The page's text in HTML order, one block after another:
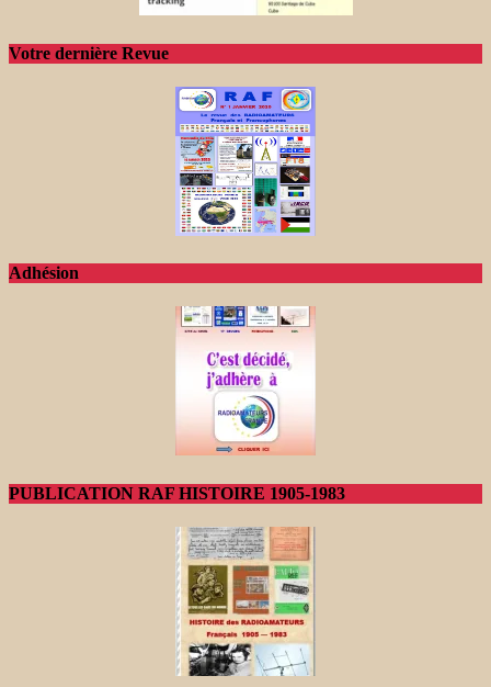
Votre dernière Revue
Adhésion
PUBLICATION RAF HISTOIRE 1905-1983